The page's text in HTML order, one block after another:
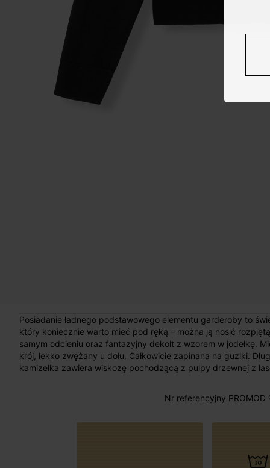
Posiadanie ładnego podstawowego elementu garderoby to
który koniecznie warto mieć pod ręką – można ją nosić
samym odcieniu oraz fantazyjny dekolt z wzorem w jodełkę.
krój, lekko zwężany u dołu. Całkowicie zapinana na guziki.
kamizelka zawiera wiskozę pochodzącą z pulpy drzewnej z
Nr referencyjny